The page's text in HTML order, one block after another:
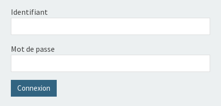
Identifiant
Mot de passe